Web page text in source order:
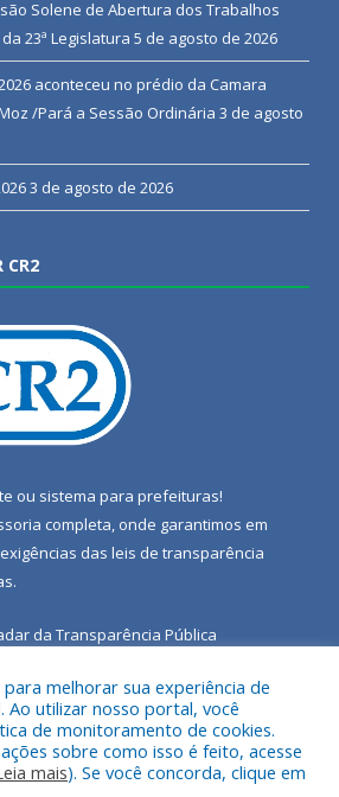
Solene de Abertura dos Trabalhos
23ª Legislatura 5 de agosto de 2026
aconteceu no prédio da Camara
/Pará a Sessão Ordinária 3 de agosto
3 de agosto de 2026
CR2
ou sistema para prefeituras!
completa, onde garantimos em
das leis de transparência
da Transparência Pública
a Câmara Municipal de Porto de
Moz.
melhorar sua experiência de
Ao utilizar nosso portal, você
de monitoramento de cookies.
sobre como isso é feito, acesse
mais). Se você concorda, clique em